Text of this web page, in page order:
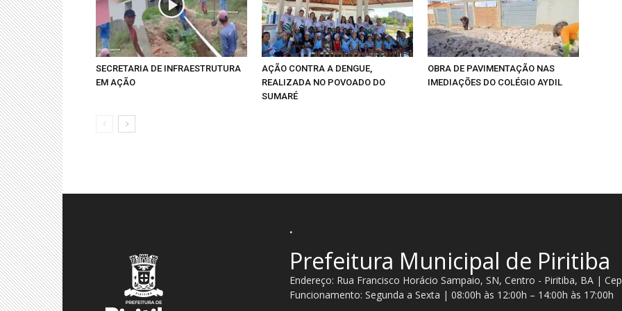
SECRETARIA DE INFRAESTRUTURA
EM AÇÃO
AÇÃO CONTRA A DENGUE,
REALIZADA NO POVOADO DO
SUMARÉ
OBRA DE PAVIMENTAÇÃO NAS
IMEDIAÇÕES DO COLÉGIO AYDIL
.
Prefeitura Municipal de Piritiba
Endereço: Rua Francisco Horácio Sampaio, SN, Centro - Piritiba, BA |
Funcionamento: Segunda a Sexta | 08:00h às 12:00h – 14:00h às 17:00h